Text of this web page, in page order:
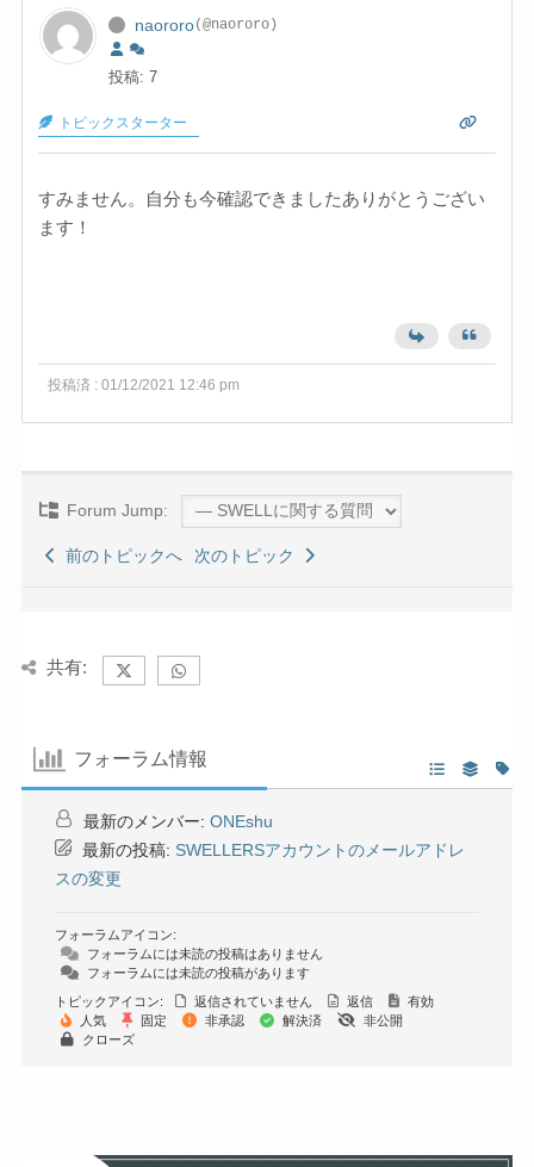
naororo(@naororo)
投稿: 7
トピックスターター
すみません。自分も今確認できましたありがとうござい
ます！
投稿済 : 01/12/2021 12:46 pm
Forum Jump:
前のトピックへ 次のトピック
共有:
フォーラム情報
最新のメンバー: ONEshu
最新の投稿: SWELLERSアカウントのメールアドレ
スの変更
フォーラムアイコン:
フォーラムには未読の投稿はありません
フォーラムには未読の投稿があります
トピックアイコン:
返信されていません 返信
有効
人気
固定 非承認 解決済
非公開
クローズ